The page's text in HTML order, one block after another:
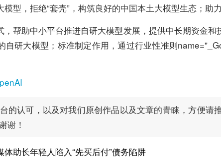
型，拒绝“套壳”，构筑良好的中国本土大模型生态；助
，帮助中小平台推进自研大模型发展，提供中长期资金和
自研大模型；标准制定作用，通过行业性准则
的认可，以及对我们原创作品以及文章的青睐，方便请
谢！
体助长年轻人陷入“先买后付”债务陷阱